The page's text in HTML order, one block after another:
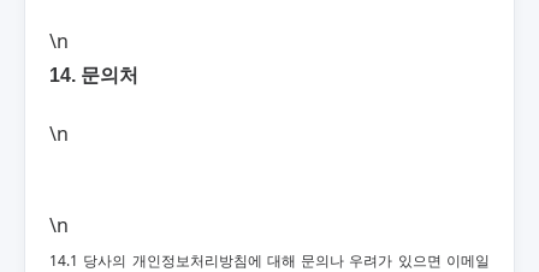
\n
14. 문의처
\n
\n
14.1 당사의 개인정보처리방침에 대해 문의나 우려가 있으면 이메일